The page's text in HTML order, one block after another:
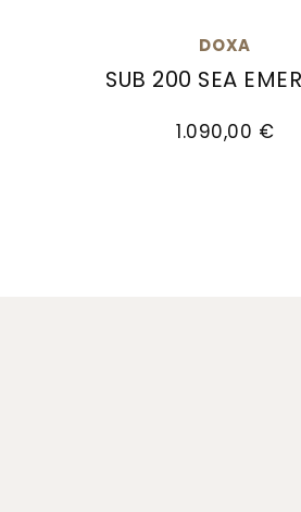
DOXA
SUB 200 SEA
1.090,00 €